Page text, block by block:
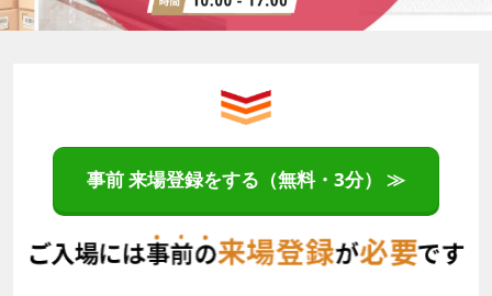
事前 来場登録をする（無料・3分） ≫